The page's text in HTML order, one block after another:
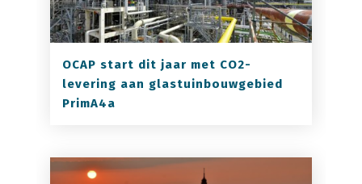
OCAP start dit jaar met CO2-
levering aan glastuinbouwgebied
PrimA4a